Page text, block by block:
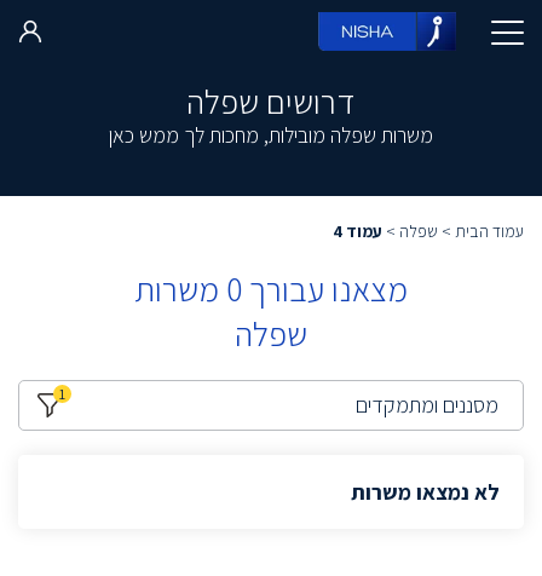
דרושים שפלה
משרות שפלה מובילות, מחכות לך ממש כאן
עמוד הבית > שפלה > עמוד 4
מצאנו עבורך0 משרות
שפלה
מסננים ומתמקדים 1
לא נמצאו משרות